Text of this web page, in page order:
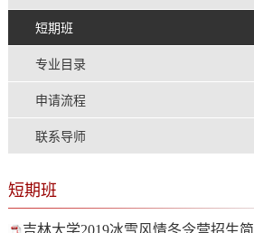
短期班
专业目录
申请流程
联系导师
短期班
吉林大学2019冰雪风情冬令营招生